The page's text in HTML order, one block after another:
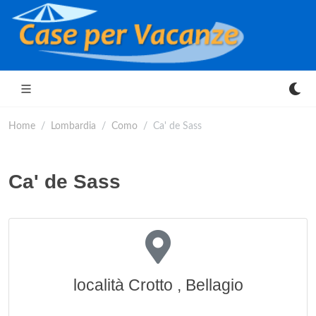
Home Lombardia Como Ca' de Sass
Ca' de Sass
località Crotto , Bellagio